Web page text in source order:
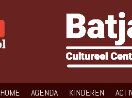
HOME AGENDA KINDEREN